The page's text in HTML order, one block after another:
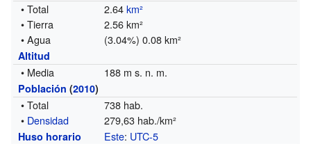
• Total 2.64km²
• Tierra
2.56 km²
• Agua
(3.04%) 0.08 km²
Altitud
• Media 188 m s. n. m.
Población (2010)
• Total
738 hab.
• Densidad 279,63 hab./km²
Huso horario Este: UTC-5